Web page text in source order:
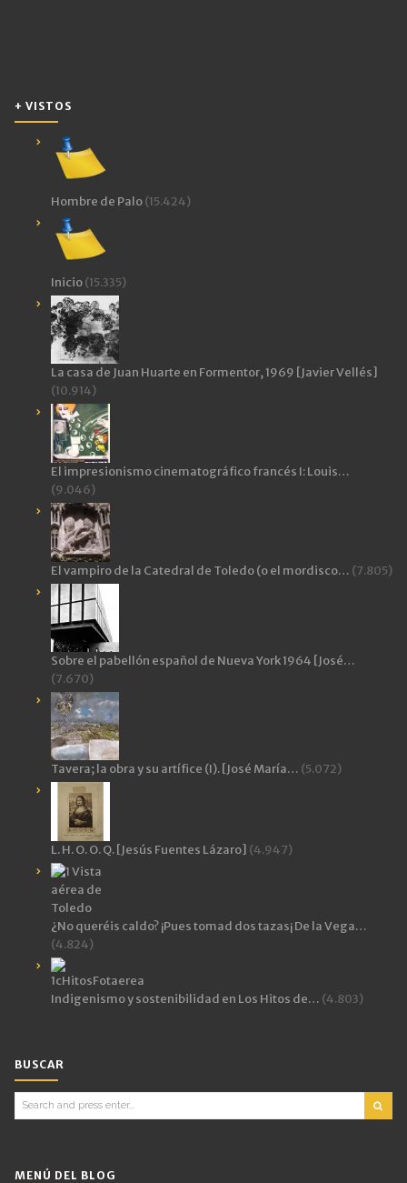
+ VISTOS
Hombre de Palo(15.424)
Inicio(15.335)
La casa de Juan Huarte en Formentor, 1969 [Javier Vellés]
(10.914)
El impresionismo cinematográfico francés I: Louis…
(9.046)
El vampiro de la Catedral de Toledo (o el mordisco… (7.805)
Sobre el pabellón español de Nueva York 1964 [José…
(7.670)
Tavera; la obra y su artífice (I). [José María… (5.072)
L. H. O. O. Q. [Jesús Fuentes Lázaro] (4.947)
¿No queréis caldo? ¡Pues tomad dos tazas¡ De la Vega…
(4.824)
Indigenismo y sostenibilidad en Los Hitos de… (4.803)
BUSCAR
Search
for:
MENÚ DEL BLOG